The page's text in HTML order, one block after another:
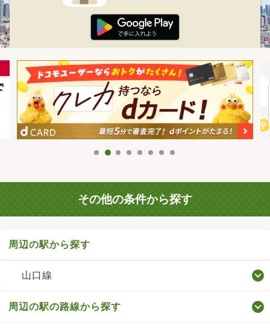
その他の条件から探す
周辺の駅から探す
山口線
周辺の駅の路線から探す